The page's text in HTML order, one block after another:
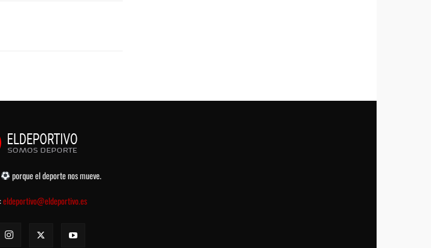
porque el deporte nos mueve.
eldeportivo@eldeportivo.es